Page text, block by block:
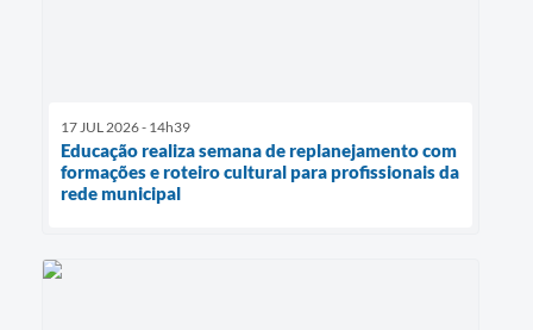
17 JUL 2026 - 14h39
Educação realiza semana de replanejamento com
formações e roteiro cultural para profissionais da
rede municipal